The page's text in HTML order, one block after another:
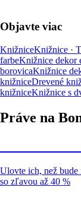
Objavte viac
KnižniceKnižnice ·
farbeKnižnice dekor
borovicaKnižnice
knižniceDrevené
knižniceKnižnice s
Práve na
Ulovte ich, než
so zľavou až 40 %